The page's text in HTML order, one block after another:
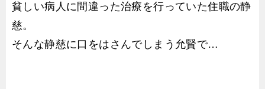
貧しい病人に間違った治療を行っていた住職の静
慈。
そんな静慈に口をはさんでしまう允賢で…